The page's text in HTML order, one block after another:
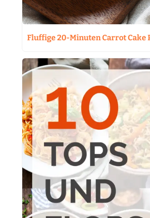
Fluffige 20-Minuten Carrot Cake